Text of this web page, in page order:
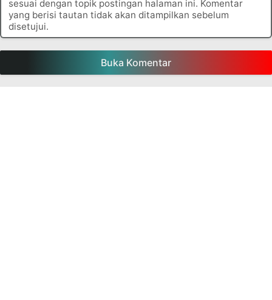
sesuai dengan topik postingan halaman ini. Komentar
yang berisi tautan tidak akan ditampilkan sebelum
disetujui.
Buka Komentar